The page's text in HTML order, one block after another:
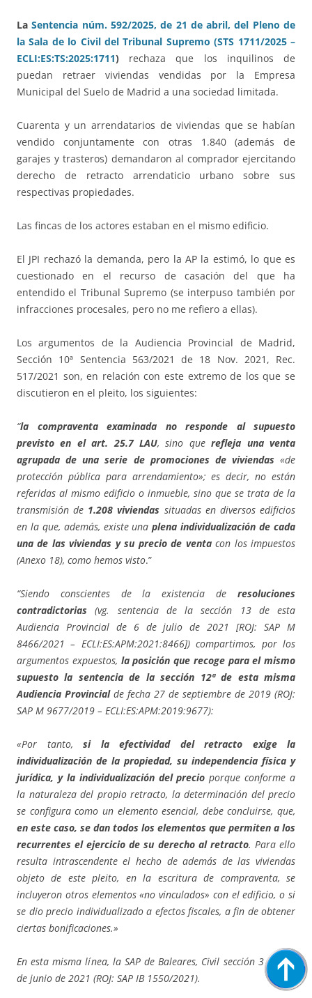
LaSentencia núm. 592/2025, de 21 de abril, del Pleno de
la Sala de lo Civil del Tribunal Supremo (STS 1711/2025 –
ECLI:ES:TS:2025:1711) rechaza que los inquilinos de
puedan retraer viviendas vendidas por la Empresa
Municipal del Suelo de Madrid a una sociedad limitada.
Cuarenta y un arrendatarios de viviendas que se habían
vendido conjuntamente con otras 1.840 (además de
garajes y trasteros) demandaron al comprador ejercitando
derecho de retracto arrendaticio urbano sobre sus
respectivas propiedades.
Las fincas de los actores estaban en el mismo edificio.
El JPI rechazó la demanda, pero la AP la estimó, lo que es
cuestionado en el recurso de casación del que ha
entendido el Tribunal Supremo (se interpuso también por
infracciones procesales, pero no me refiero a ellas).
Los argumentos de la Audiencia Provincial de Madrid,
Sección 10ª Sentencia 563/2021 de 18 Nov. 2021, Rec.
517/2021 son, en relación con este extremo de los que se
discutieron en el pleito, los siguientes:
“la compraventa examinada no responde al supuesto
previsto en el art. 25.7 LAU, sino querefleja una venta
agrupada de una serie de promociones de viviendas «de
protección pública para arrendamiento»; es decir, no están
referidas al mismo edificio o inmueble, sino que se trata de la
transmisión de 1.208 viviendas situadas en diversos edificios
en la que, además, existe unaplena individualización de cada
una de las viviendas y su precio de ventacon los impuestos
(Anexo 18), como hemos visto.”
“Siendo conscientes de la existencia de resoluciones
contradictorias (vg. sentencia de la sección 13 de esta
Audiencia Provincial de 6 de julio de 2021 [ROJ: SAP M
8466/2021 – ECLI:ES:APM:2021:8466]) compartimos, por los
argumentos expuestos, la posición que recoge para el mismo
supuesto la sentencia de la sección 12ª de esta misma
Audiencia Provincialde fecha 27 de septiembre de 2019 (ROJ:
SAP M 9677/2019 – ECLI:ES:APM:2019:9677):
«Por tanto, si la efectividad del retracto exige la
individualización de la propiedad, su independencia física y
jurídica, y la individualización del precioporque conforme a
la naturaleza del propio retracto, la determinación del precio
se configura como un elemento esencial, debe concluirse, que,
en este caso, se dan todos los elementos que permiten a los
recurrentes el ejercicio de su derecho al retracto. Para ello
resulta intrascendente el hecho de además de las viviendas
objeto de este pleito, en la escritura de compraventa, se
incluyeron otros elementos «no vinculados» con el edificio, o si
se dio precio individualizado a efectos fiscales, a fin de obtener
ciertas bonificaciones.»
En esta misma línea, la SAP de Baleares, Civil sección 3 del 07
de junio de 2021 (ROJ: SAP IB 1550/2021).